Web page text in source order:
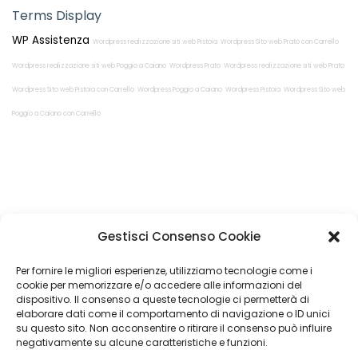
Gestisci Consenso Cookie
Per fornire le migliori esperienze, utilizziamo tecnologie come i
cookie per memorizzare e/o accedere alle informazioni del
dispositivo. Il consenso a queste tecnologie ci permetterà di
elaborare dati come il comportamento di navigazione o ID unici
su questo sito. Non acconsentire o ritirare il consenso può influire
negativamente su alcune caratteristiche e funzioni.
Terms Display
WP Assistenza Wordpress realizzazione siti web Pistoia Wordpress Sito web Prato con Carrello
Wordpress realizzazione siti web Poggio a Caiano Wordpress Prato Wordpress realizzazione siti web Prato
Wordpress Sito web Pistoia con Carrello Wordpress Poggio a Caiano Wordpress Pistoia Wordpress Sito web
Poggio a Caiano con Carrello
Restiamo in
contatto!
Come possiamo Aiutarti?